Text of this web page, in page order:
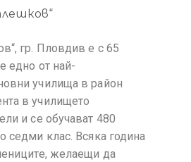
гр. Пловдив е с 65
едно от най-
училища в район
в училището
и се обучават 480
седми клас. Всяка година
желаещи да